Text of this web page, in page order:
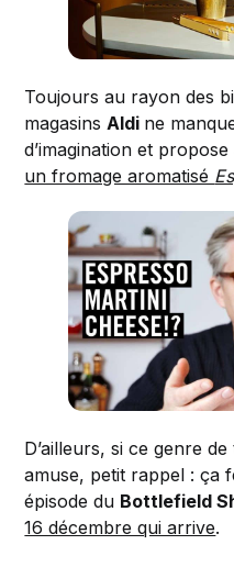
Toujours au rayon des
magasinsAldi ne
d’imagination et
un fromage aromatisé
D’ailleurs, si ce genre
amuse, petit rappel : ça
épisode du Bottlefield
16 décembre qui arrive.